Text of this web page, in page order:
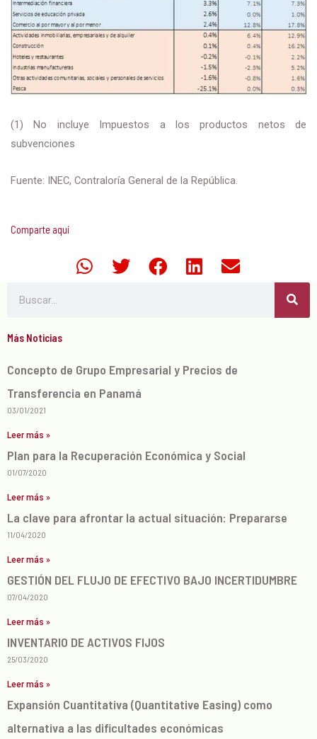
(1) No incluye Impuestos a los productos netos de
subvenciones
Fuente: INEC, Contraloría General de la República.
Comparte aquí
Más Noticias
Concepto de Grupo Empresarial y Precios de
Transferencia en Panamá
03/01/2021
Leer más »
Plan para la Recuperación Económica y Social
01/07/2020
Leer más »
La clave para afrontar la actual situación: Prepararse
11/04/2020
Leer más »
GESTIÓN DEL FLUJO DE EFECTIVO BAJO INCERTIDUMBRE
07/04/2020
Leer más »
INVENTARIO DE ACTIVOS FIJOS
25/03/2020
Leer más »
Expansión Cuantitativa (Quantitative Easing) como
alternativa a las dificultades económicas